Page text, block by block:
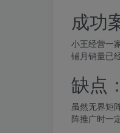
成功
小王经营一
铺月销量已
缺点
虽然无界矩
阵推广时一